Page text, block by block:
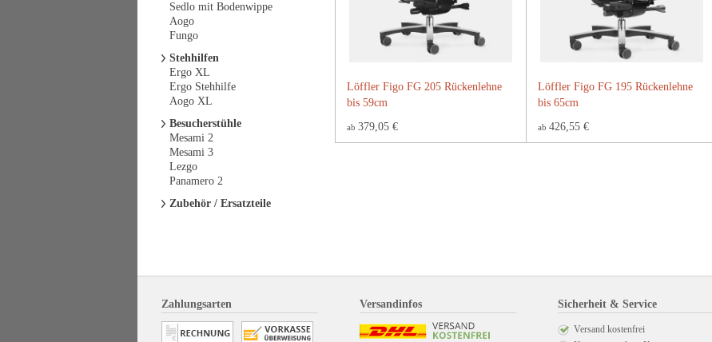
Löffler Figo FG 205 Rückenlehne
bis 59cm
ab 379,05 €
Löffler Figo FG 195 Rückenlehne
bis 65cm
ab 426,55 €
Sedlo mit Bodenwippe
Aogo
Fungo
Stehhilfen
Ergo XL
Ergo Stehhilfe
Aogo XL
Besucherstühle
Mesami 2
Mesami 3
Lezgo
Panamero 2
Zubehör / Ersatzteile
Zahlungsarten Versandinfos Sicherheit & Service
Versand kostenfrei